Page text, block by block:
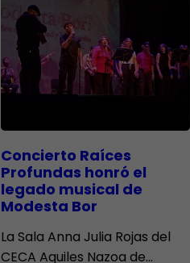
​Concierto Raíces
Profundas honró el
legado musical de
Modesta Bor
La Sala Anna Julia Rojas del
CECA Aquiles Nazoa de…